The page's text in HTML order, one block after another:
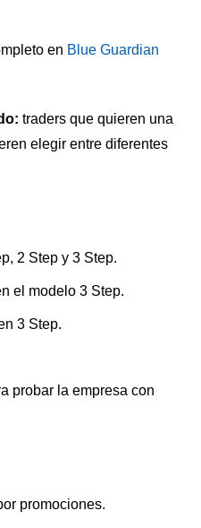
en Blue Guardian
traders que quieren una
elegir entre diferentes
2 Step y 3 Step.
el modelo 3 Step.
3 Step.
probar la empresa con
promociones.